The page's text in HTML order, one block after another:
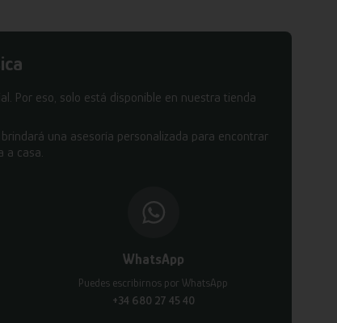
Por eso, solo está disponible en nuestra tienda
una asesoría personalizada para encontrar
a casa.
WhatsApp
Puedes escribirnos por WhatsApp
+34 680 27 45 40